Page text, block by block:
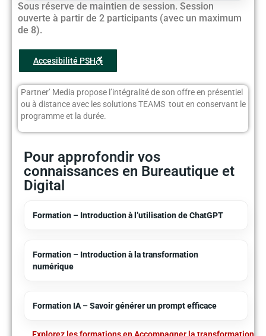
Pour approfondir vos
connaissances en Bureautique et
Digital
Formation – Introduction à l’utilisation de ChatGPT
Formation – Introduction à la transformation
numérique
Formation IA – Savoir générer un prompt efficace
Explorez les formations en Accompagner la transformation
Sous réserve de maintien de session. Session
ouverte à partir de 2 participants (avec un maximum
de 8).
Accesibilité PSH
Partner’ Media propose l’intégralité de son offre en présentiel
ou à distance avec les solutions TEAMS tout en conservant le
programme et la durée.